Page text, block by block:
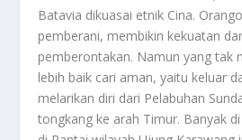
Batavia dikuasai etnik Cina.
pemberani, membikin kekuatan
pemberontakan. Namun yang tak
lebih baik cari aman, yaitu keluar
melarikan diri dari Pelabuhan
tongkang ke arah Timur. Banyak